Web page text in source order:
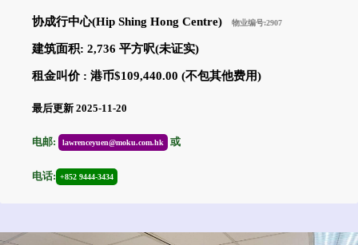
协成行中心(Hip Shing Hong Centre) 物业编号:2907
建筑面积: 2,736 平方呎(未证实)
租金叫价 : 港币$109,440.00 (不包其他费用)
最后更新 2025-11-20
电邮: lawrenceyuen@moku.com.hk 或
电话: +852 9444-3434